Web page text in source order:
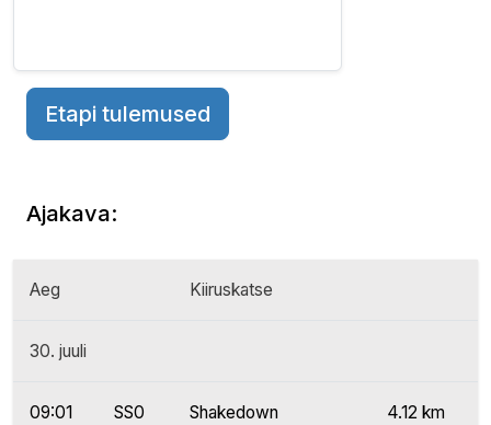
Etapi tulemused
Ajakava:
Aeg Kiiruskatse
30. juuli
09:01 SS0
Shakedown
4.12 km